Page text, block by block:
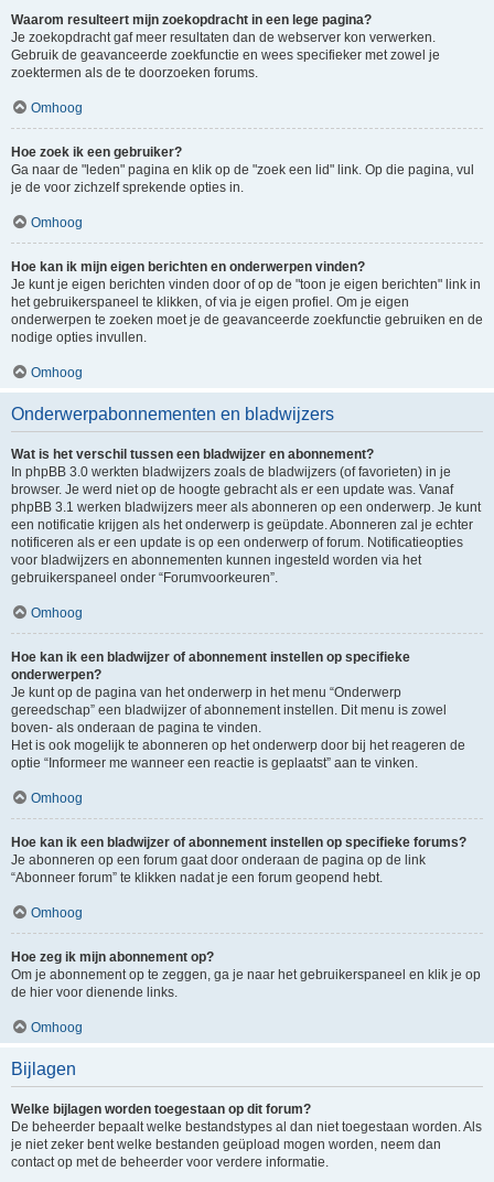
Waarom resulteert mijn zoekopdracht in een lege pagina?
Je zoekopdracht gaf meer resultaten dan de webserver kon verwerken.
Gebruik de geavanceerde zoekfunctie en wees specifieker met zowel je
zoektermen als de te doorzoeken forums.
Omhoog
Hoe zoek ik een gebruiker?
Ga naar de "leden" pagina en klik op de "zoek een lid" link. Op die pagina, vul
je de voor zichzelf sprekende opties in.
Omhoog
Hoe kan ik mijn eigen berichten en onderwerpen vinden?
Je kunt je eigen berichten vinden door of op de "toon je eigen berichten" link in
het gebruikerspaneel te klikken, of via je eigen profiel. Om je eigen
onderwerpen te zoeken moet je de geavanceerde zoekfunctie gebruiken en de
nodige opties invullen.
Omhoog
Onderwerpabonnementen en bladwijzers
Wat is het verschil tussen een bladwijzer en abonnement?
In phpBB 3.0 werkten bladwijzers zoals de bladwijzers (of favorieten) in je
browser. Je werd niet op de hoogte gebracht als er een update was. Vanaf
phpBB 3.1 werken bladwijzers meer als abonneren op een onderwerp. Je kunt
een notificatie krijgen als het onderwerp is geüpdate. Abonneren zal je echter
notificeren als er een update is op een onderwerp of forum. Notificatieopties
voor bladwijzers en abonnementen kunnen ingesteld worden via het
gebruikerspaneel onder “Forumvoorkeuren”.
Omhoog
Hoe kan ik een bladwijzer of abonnement instellen op specifieke
onderwerpen?
Je kunt op de pagina van het onderwerp in het menu “Onderwerp
gereedschap” een bladwijzer of abonnement instellen. Dit menu is zowel
boven- als onderaan de pagina te vinden.
Het is ook mogelijk te abonneren op het onderwerp door bij het reageren de
optie “Informeer me wanneer een reactie is geplaatst” aan te vinken.
Omhoog
Hoe kan ik een bladwijzer of abonnement instellen op specifieke forums?
Je abonneren op een forum gaat door onderaan de pagina op de link
“Abonneer forum” te klikken nadat je een forum geopend hebt.
Omhoog
Hoe zeg ik mijn abonnement op?
Om je abonnement op te zeggen, ga je naar het gebruikerspaneel en klik je op
de hier voor dienende links.
Omhoog
Bijlagen
Welke bijlagen worden toegestaan op dit forum?
De beheerder bepaalt welke bestandstypes al dan niet toegestaan worden. Als
je niet zeker bent welke bestanden geüpload mogen worden, neem dan
contact op met de beheerder voor verdere informatie.